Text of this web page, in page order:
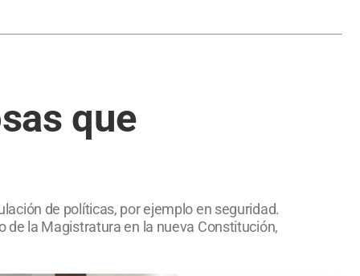
que
de políticas, por ejemplo en seguridad.
de la Magistratura en la nueva Constitución,